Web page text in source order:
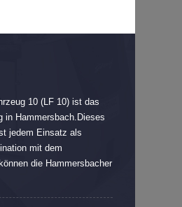
10 (LF 10) ist das
in Hammersbach.Dieses
jedem Einsatz als
mit dem
die Hammersbacher